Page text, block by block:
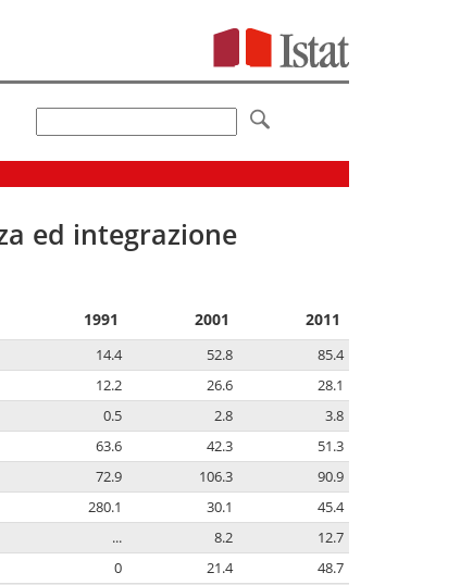
ed integrazione
1991 2001 2011
14.4 52.8
85.4
12.2 26.6
28.1
0.5 2.8
3.8
63.6 42.3
51.3
72.9 106.3
90.9
280.1 30.1
45.4
... 8.2
12.7
0 21.4
48.7